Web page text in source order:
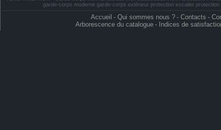
garde-corps moderne garde-corps extérieur protection escalier
Accueil - Qui sommes nous ? - Contacts -
Arborescence du catalogue - Indices de